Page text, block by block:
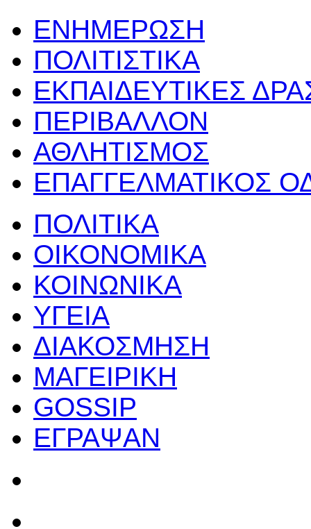
ΕΝΗΜΕΡΩΣΗ
ΠΟΛΙΤΙΣΤΙΚΑ
ΕΚΠΑΙΔΕΥΤΙΚΕΣ
ΠΕΡΙΒΑΛΛΟΝ
ΑΘΛΗΤΙΣΜΟΣ
ΕΠΑΓΓΕΛΜΑΤΙΚΟΣ
ΠΟΛΙΤΙΚΑ
ΟΙΚΟΝΟΜΙΚΑ
ΚΟΙΝΩΝΙΚΑ
ΥΓΕΙΑ
ΔΙΑΚΟΣΜΗΣΗ
ΜΑΓΕΙΡΙΚΗ
GOSSIP
ΕΓΡΑΨΑΝ